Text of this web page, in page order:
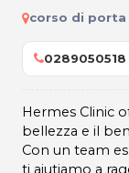
corso di porta
0289050518
Hermes Clinic
bellezza e il
Con un team
ti aiutiamo a